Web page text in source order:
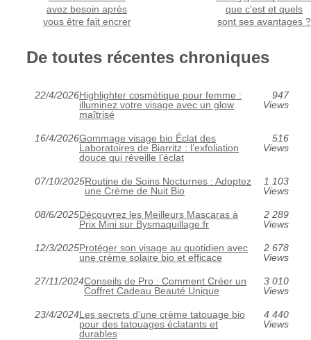
avez besoin après
vous être fait encrer
que c'est et quels
sont ses avantages ?
De toutes récentes chroniques
22/4/2026Highlighter cosmétique pour femme :
illuminez votre visage avec un glow
maîtrisé
947
Views
16/4/2026Gommage visage bio Éclat des
Laboratoires de Biarritz : l’exfoliation
douce qui réveille l’éclat
516
Views
07/10/2025Routine de Soins Nocturnes : Adoptez
une Crème de Nuit Bio
1 103
Views
08/6/2025Découvrez les Meilleurs Mascaras à
Prix Mini sur Bysmaquillage.fr
2 289
Views
12/3/2025Protéger son visage au quotidien avec
une crème solaire bio et efficace
2 678
Views
27/11/2024Conseils de Pro : Comment Créer un
Coffret Cadeau Beauté Unique
3 010
Views
23/4/2024Les secrets d'une crème tatouage bio
pour des tatouages éclatants et
durables
4 440
Views